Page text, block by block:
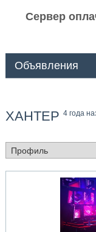
Сервер
Объявления
XAHTEP 4 года